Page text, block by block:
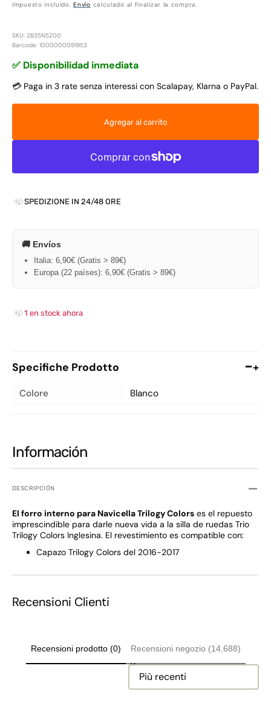
Información
DESCRIPCIÓN
El forro interno para Navicella Trilogy Colors es el repuesto
imprescindible para darle nueva vida a la silla de ruedas Trio
Trilogy Colors Inglesina. El revestimiento es compatible con:
Capazo Trilogy Colors del 2016-2017
Recensioni Clienti
Recensioni prodotto (0) Recensioni negozio (14,688)
Sort reviews by
habitual
Impuesto incluido.Envío calculado al finalizar la compra.
SKU: 2B35N5200
Barcode: 1000000091953
✅ Disponibilidad inmediata
💳 Paga in 3 rate senza interessi con Scalapay, Klarna o PayPal.
Agregar al carrito
SPEDIZIONE IN 24/48 ORE
🚚 Envíos
Italia: 6,90€ (Gratis > 89€)
Europa (22 países): 6,90€ (Gratis > 89€)
1 en stock ahora
Specifiche Prodotto +
Colore Blanco